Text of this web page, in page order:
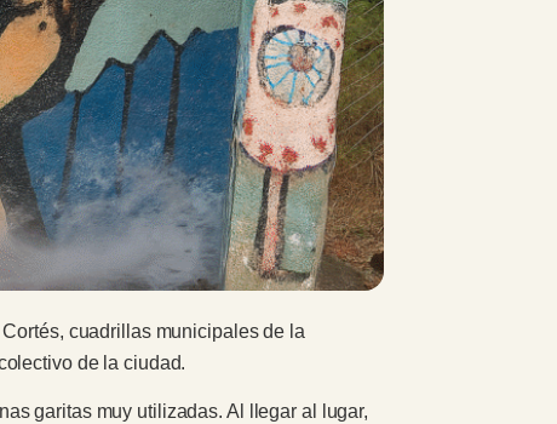
cuadrillas municipales de la
de la ciudad.
garitas muy utilizadas. Al llegar al lugar,